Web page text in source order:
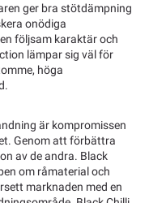
ger bra stötdämpning
onödiga
följsam karaktär och
lämpar sig väl för
höga
är kompromissen
Genom att förbättra
av de andra. Black
om råmaterial och
marknaden med en